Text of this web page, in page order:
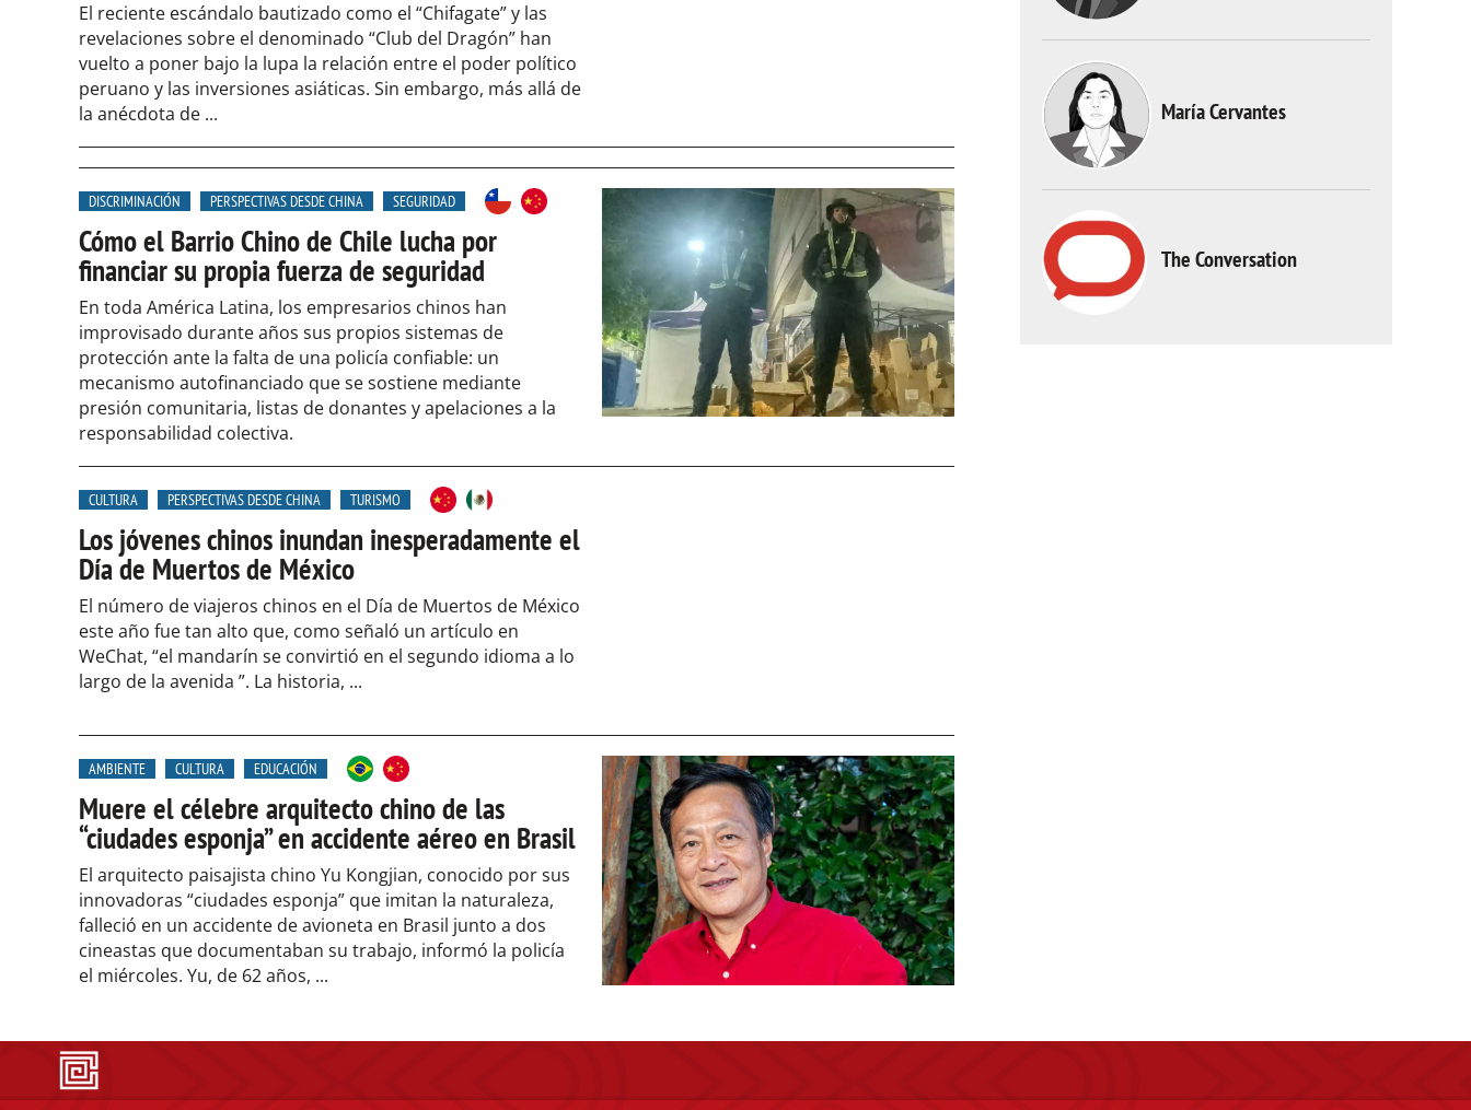
El reciente escándalo bautizado como el “Chifagate” y las
revelaciones sobre el denominado “Club del Dragón” han
vuelto a poner bajo la lupa la relación entre el poder político
peruano y las inversiones asiáticas. Sin embargo, más allá de
la anécdota de ...
DISCRIMINACIÓN PERSPECTIVAS DESDE CHINA SEGURIDAD
Cómo el Barrio Chino de Chile lucha por
financiar su propia fuerza de seguridad
En toda América Latina, los empresarios chinos han
improvisado durante años sus propios sistemas de
protección ante la falta de una policía confiable: un
mecanismo autofinanciado que se sostiene mediante
presión comunitaria, listas de donantes y apelaciones a la
responsabilidad colectiva.
CULTURA PERSPECTIVAS DESDE CHINA TURISMO
Los jóvenes chinos inundan inesperadamente el
Día de Muertos de México
El número de viajeros chinos en el Día de Muertos de México
este año fue tan alto que, como señaló un artículo en
WeChat, “el mandarín se convirtió en el segundo idioma a lo
largo de la avenida ”. La historia, ...
AMBIENTE CULTURA EDUCACIÓN
Muere el célebre arquitecto chino de las
“ciudades esponja” en accidente aéreo en Brasil
El arquitecto paisajista chino Yu Kongjian, conocido por sus
innovadoras “ciudades esponja” que imitan la naturaleza,
falleció en un accidente de avioneta en Brasil junto a dos
cineastas que documentaban su trabajo, informó la policía
el miércoles. Yu, de 62 años, ...
María Cervantes
The Conversation